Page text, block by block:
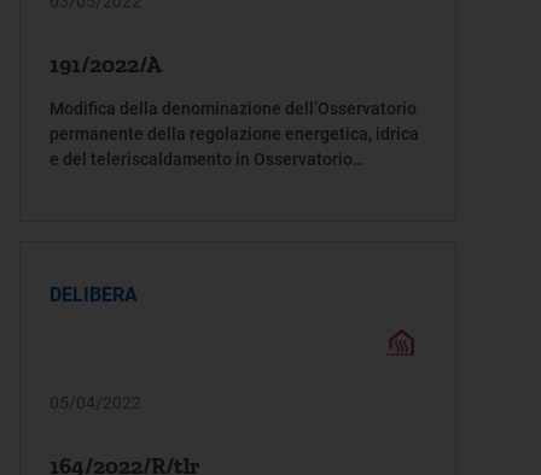
191/2022/A
Modifica della denominazione dell’Osservatorio
permanente della regolazione energetica, idrica
e del teleriscaldamento in Osservatorio
DELIBERA
05/04/2022
164/2022/R/tlr